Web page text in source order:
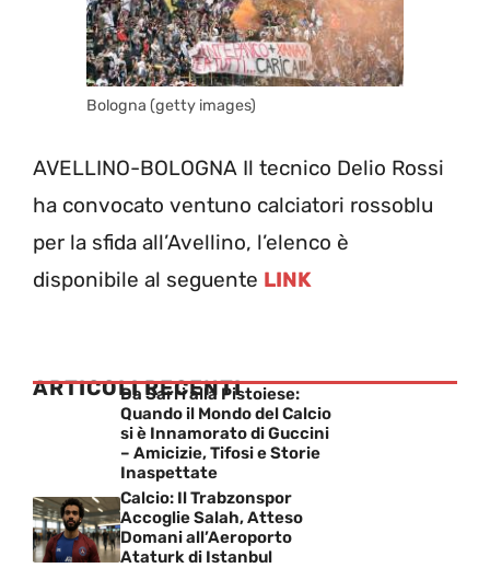
Bologna (getty images)
AVELLINO-BOLOGNA Il tecnico Delio Rossi
ha convocato ventuno calciatori rossoblu
per la sfida all’Avellino, l’elenco è
disponibile al seguente LINK
ARTICOLI RECENTI
Da Sarri alla Pistoiese:
Quando il Mondo del Calcio
si è Innamorato di Guccini
– Amicizie, Tifosi e Storie
Inaspettate
Calcio: Il Trabzonspor
Accoglie Salah, Atteso
Domani all’Aeroporto
Ataturk di Istanbul